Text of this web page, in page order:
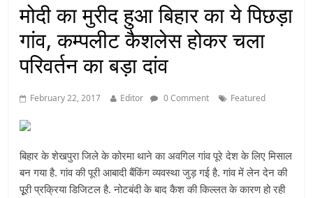
मोदी का मुरीद हुआ बिहार का ये पिछड़ा
गांव, कम्पलीट कैशलेस होकर चला
परिवर्तन का बड़ा दांव
February 22, 2017 Editor 0 Comment Featured
बिहार के शेखपुरा जिले के कोरमा थाने का अवगिल गांव पूरे देश के लिए मिसाल
बन गया है. गांव की पूरी आबादी बैंकिंग व्यवस्था जुड़ गई है. गांव में लेन देन की
पूूरी प्रक्रिया डिजिटल है. नोटबंदी के बाद कैश की किल्लत के कारण हो रही